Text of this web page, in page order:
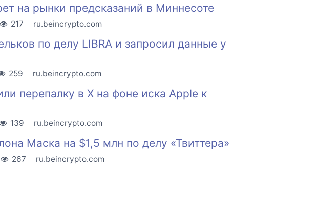
на рынки предсказаний в Миннесоте
217 ru.beincrypto.com
по делу LIBRA и запросил данные у
259 ru.beincrypto.com
перепалку в X на фоне иска Apple к
139 ru.beincrypto.com
Маска на $1,5 млн по делу «Твиттера»
267 ru.beincrypto.com